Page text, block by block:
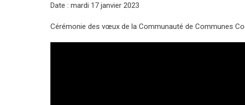
Date : mardi 17 janvier 2023
Cérémonie des vœux de la Communauté de Communes